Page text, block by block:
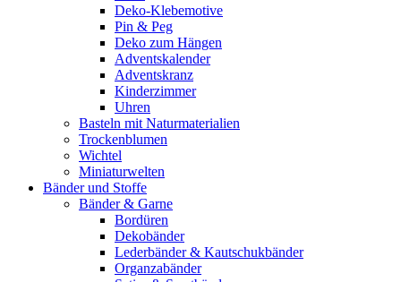
Deko-Klebemotive
Pin & Peg
Deko zum Hängen
Adventskalender
Adventskranz
Kinderzimmer
Uhren
Basteln mit Naturmaterialien
Trockenblumen
Wichtel
Miniaturwelten
Bänder und Stoffe
Bänder & Garne
Bordüren
Dekobänder
Lederbänder & Kautschukbänder
Organzabänder